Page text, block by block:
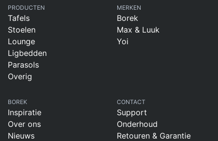
PRODUCTEN
Tafels
Stoelen
Lounge
Ligbedden
Parasols
Overig
MERKEN
Borek
Max & Luuk
Yoi
BOREK
Inspiratie
Over ons
Nieuws
CONTACT
Support
Onderhoud
Retouren & Garantie